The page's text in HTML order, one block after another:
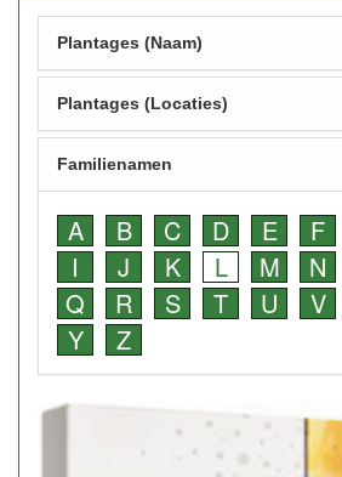
Plantages (Naam)
Plantages (Locaties)
Familienamen
A B C D E F
I
J K L M N
Q
R S T U V
Y
Z